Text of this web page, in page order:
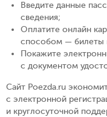
Введите данные
сведения;
Оплатите онлайн
способом — билеты
Покажите
с документом
Сайт Poezda.ru
с электронной
и круглосуточной